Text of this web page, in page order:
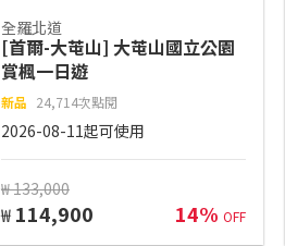
全羅北道
[首爾-大芚山] 大芚山國立公園
賞楓一日遊
新品 24,714次點閱
2026-08-11起可使用
₩ 133,000
₩ 114,900 14% OFF